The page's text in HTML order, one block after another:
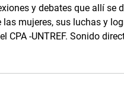
y debates que allí se
mujeres, sus luchas y
CPA -UNTREF. Sonido